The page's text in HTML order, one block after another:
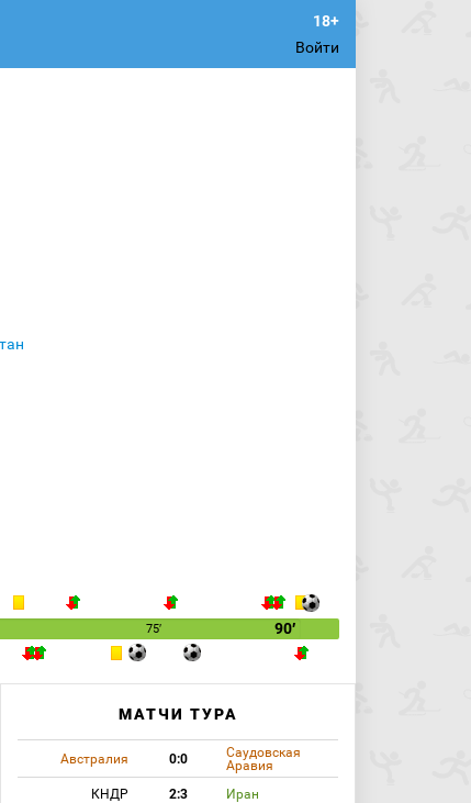
Войти
75′ 90′
МАТЧИ ТУРА
Австралия 0:0
Саудовская
Аравия
КНДР
2:3 Иран